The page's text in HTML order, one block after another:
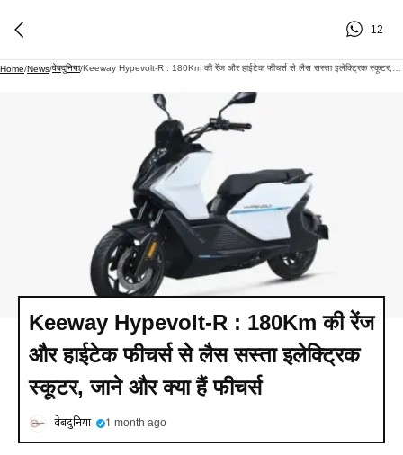
12
Home/News/वेबदुनिया/
Keeway Hypevolt-R : 180Km की रेंज
और हाईटेक फीचर्स से लैस सस्ता इलेक्ट्रिक
स्कूटर, जाने और क्या हैं फीचर्स
वेबदुनिया 1 month ago